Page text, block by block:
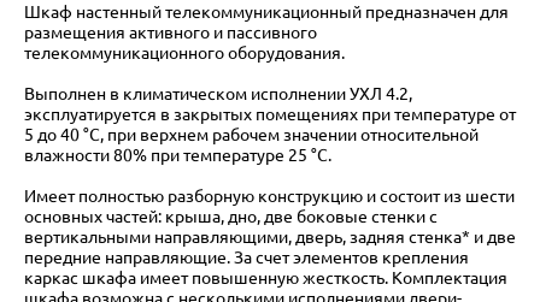
Шкаф настенный телекоммуникационный предназначен для
размещения активного и пассивного
телекоммуникационного оборудования.
Выполнен в климатическом исполнении УХЛ 4.2,
эксплуатируется в закрытых помещениях при температуре от
5 до 40 °С, при верхнем рабочем значении относительной
влажности 80% при температуре 25 °С.
Имеет полностью разборную конструкцию и состоит из шести
основных частей: крыша, дно, две боковые стенки с
вертикальными направляющими, дверь, задняя стенка* и две
передние направляющие. За счет элементов крепления
каркас шкафа имеет повышенную жесткость. Комплектация
шкафа возможна с несколькими исполнениями двери-